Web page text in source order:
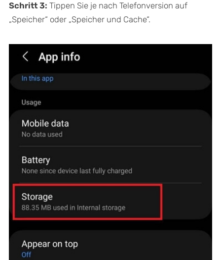
Schritt 3: Tippen Sie je nach Telefonversion auf
„Speicher“ oder „Speicher und Cache“.